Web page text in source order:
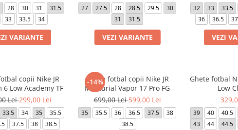
28 30 31
31.5
33 33.5 34
VARIANTE
27 27.5 28 28.5 29.5
30
31
31.5
VEZI VARIANTE
32 33 33.5
36
36.5
VEZI
copii Nike JR
6 Low Academy TF
Lei299,00 Lei
33.5 34 35
35.5
37.5 38 38.5
-14%
Ghete fotbal copii Nike JR
Mercurial Vapor 17 Pro FG
699,00 Lei599,00 Lei
35 35.5 36 36.5 37.5
38
38.5
Ghete fotbal
Low
39 40 40.5
43
44 44.5